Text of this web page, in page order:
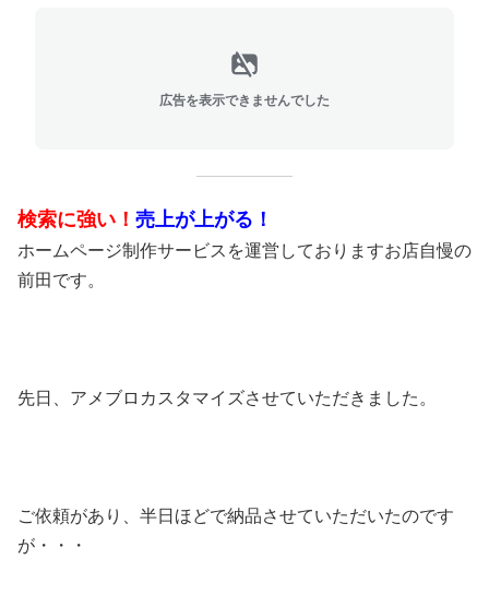
広告を表示できませんでした
検索に強い！ 売上が上がる！
ホームページ制作サービスを運営しておりますお店自慢の
前田です。
先日、アメブロカスタマイズさせていただきました。
ご依頼があり、半日ほどで納品させていただいたのです
が・・・